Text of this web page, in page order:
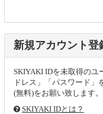
新規アカウント登
SKIYAKI IDを未取得のユ
ドレス」「パスワード
(無料)をお願い致します。
SKIYAKI IDとは？